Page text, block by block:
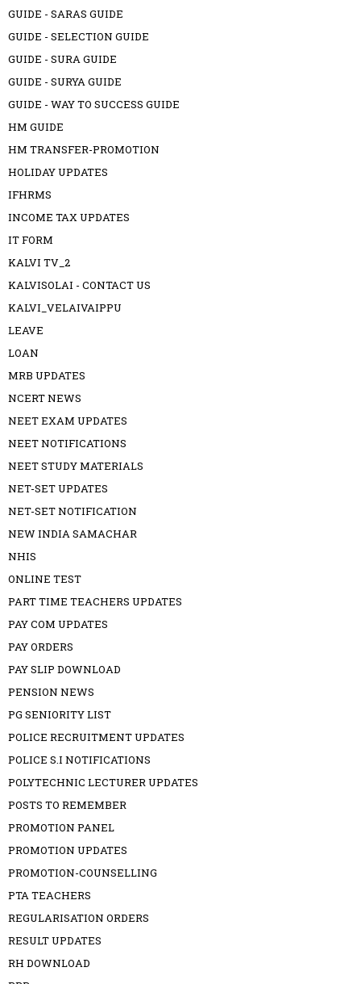
GUIDE - SARAS GUIDE
GUIDE - SELECTION GUIDE
GUIDE - SURA GUIDE
GUIDE - SURYA GUIDE
GUIDE - WAY TO SUCCESS GUIDE
HM GUIDE
HM TRANSFER-PROMOTION
HOLIDAY UPDATES
IFHRMS
INCOME TAX UPDATES
IT FORM
KALVI TV_2
KALVISOLAI - CONTACT US
KALVI_VELAIVAIPPU
LEAVE
LOAN
MRB UPDATES
NCERT NEWS
NEET EXAM UPDATES
NEET NOTIFICATIONS
NEET STUDY MATERIALS
NET-SET UPDATES
NET-SET NOTIFICATION
NEW INDIA SAMACHAR
NHIS
ONLINE TEST
PART TIME TEACHERS UPDATES
PAY COM UPDATES
PAY ORDERS
PAY SLIP DOWNLOAD
PENSION NEWS
PG SENIORITY LIST
POLICE RECRUITMENT UPDATES
POLICE S.I NOTIFICATIONS
POLYTECHNIC LECTURER UPDATES
POSTS TO REMEMBER
PROMOTION PANEL
PROMOTION UPDATES
PROMOTION-COUNSELLING
PTA TEACHERS
REGULARISATION ORDERS
RESULT UPDATES
RH DOWNLOAD